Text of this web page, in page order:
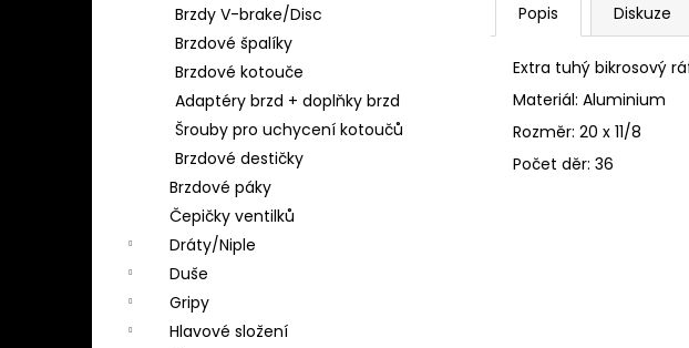
Brzdy V-brake/Disc
Brzdové špalíky
Brzdové kotouče
Adaptéry brzd + doplňky brzd
Šrouby pro uchycení kotoučů
Brzdové destičky
Brzdové páky
Čepičky ventilků
Dráty/Niple
Duše
Gripy
Hlavové složení
Popis Diskuze
Extra tuhý bikrosový
Materiál: Aluminium
Rozměr: 20 x 11/8
Počet děr: 36